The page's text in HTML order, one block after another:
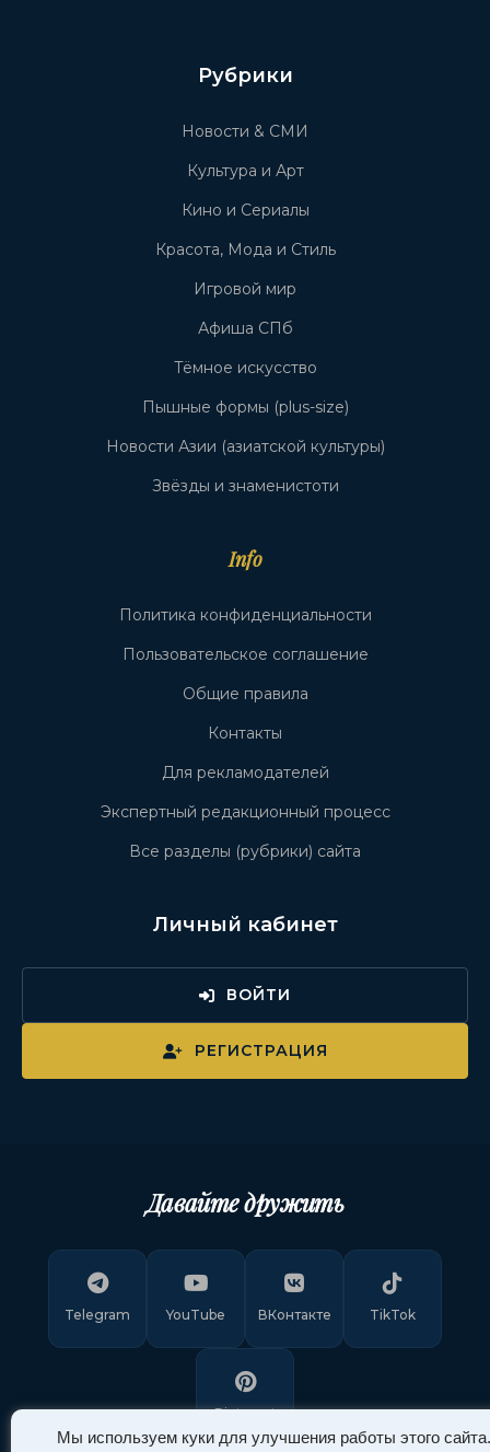
Мы используем куки для улучшения работы этого сайта.
Рубрики
Новости & СМИ
Культура и Арт
Кино и Сериалы
Красота, Мода и Стиль
Игровой мир
Афиша СПб
Тёмное искусство
Пышные формы (plus-size)
Новости Азии (азиатской культуры)
Звёзды и знаменистоти
Info
Политика конфиденциальности
Пользовательское соглашение
Общие правила
Контакты
Для рекламодателей
Экспертный редакционный процесс
Все разделы (рубрики) сайта
Личный кабинет
ВОЙТИ
РЕГИСТРАЦИЯ
Давайте дружить
Telegram YouTube ВКонтакте TikTok
Pinterest